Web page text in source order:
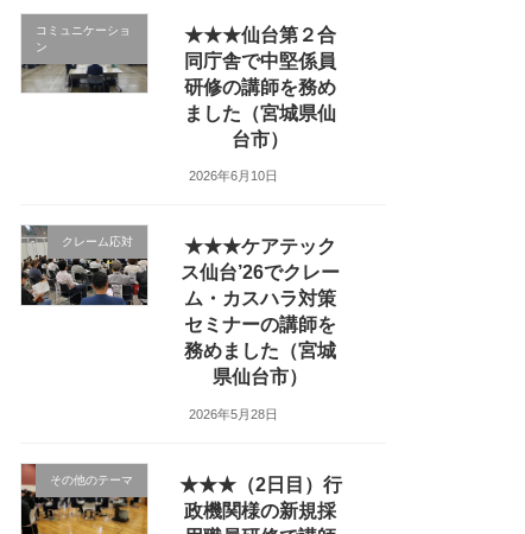
コミュニケーショ
ン
★★★仙台第２合
同庁舎で中堅係員
研修の講師を務め
ました（宮城県仙
台市）
2026年6月10日
クレーム応対
★★★ケアテック
ス仙台’26でクレー
ム・カスハラ対策
セミナーの講師を
務めました（宮城
県仙台市）
2026年5月28日
その他のテーマ
★★★（2日目）行
政機関様の新規採